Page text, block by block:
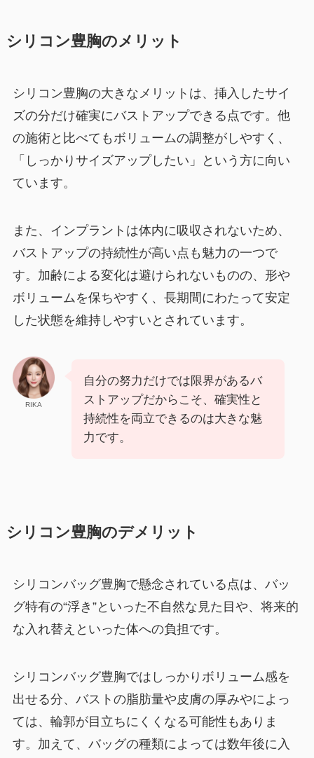
シリコン豊胸のメリット
シリコン豊胸の大きなメリットは、挿入したサイ
ズの分だけ確実にバストアップできる点です。他
の施術と比べてもボリュームの調整がしやすく、
「しっかりサイズアップしたい」という方に向い
ています。
また、インプラントは体内に吸収されないため、
バストアップの持続性が高い点も魅力の一つで
す。加齢による変化は避けられないものの、形や
ボリュームを保ちやすく、長期間にわたって安定
した状態を維持しやすいとされています。
RIKA
自分の努力だけでは限界があるバ
ストアップだからこそ、確実性と
持続性を両立できるのは大きな魅
力です。
シリコン豊胸のデメリット
シリコンバッグ豊胸で懸念されている点は、バッ
グ特有の“浮き”といった不自然な見た目や、将来的
な入れ替えといった体への負担です。
シリコンバッグ豊胸ではしっかりボリューム感を
出せる分、バストの脂肪量や皮膚の厚みやによっ
ては、輪郭が目立ちにくくなる可能性もありま
す。加えて、バッグの種類によっては数年後に入